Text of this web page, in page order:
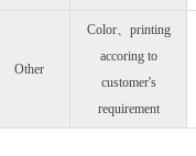
Other
Color、printing
accoring to
customer's
requirement